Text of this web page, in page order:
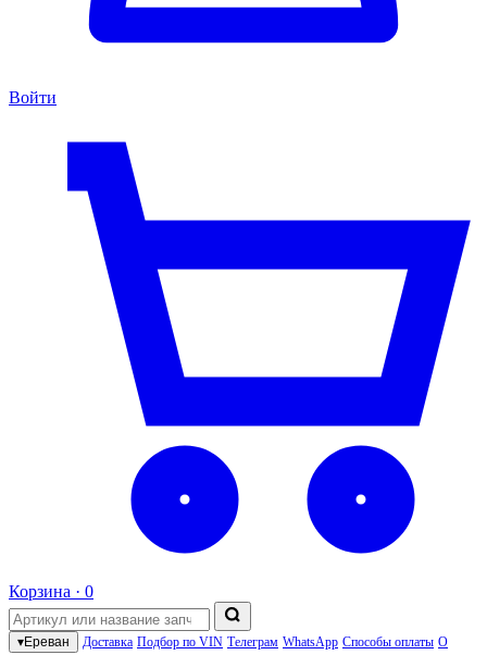
Войти
Корзина · 0
▾Ереван Доставка Подбор по VIN Телеграм WhatsApp Способы оплаты О